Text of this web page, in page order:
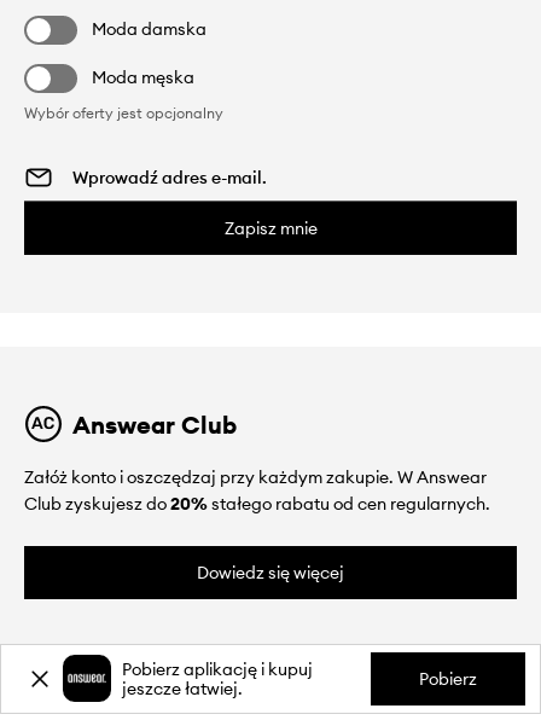
Moda damska
Moda męska
Wybór oferty jest opcjonalny
Zapisz mnie
Answear Club
Załóż konto i oszczędzaj przy każdym zakupie. W Answear
Club zyskujesz do20%stałego rabatu od cen regularnych.
Dowiedz się więcej
Pobierz aplikację i kupuj
jeszcze łatwiej.
Pobierz